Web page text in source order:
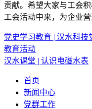
贡献。希望大家与工会
工会活动中来，为企业
党史学习教育 | 汉水科技
教育活动
汉水课堂 | 认识电磁水表
首页
新闻中心
党群工作